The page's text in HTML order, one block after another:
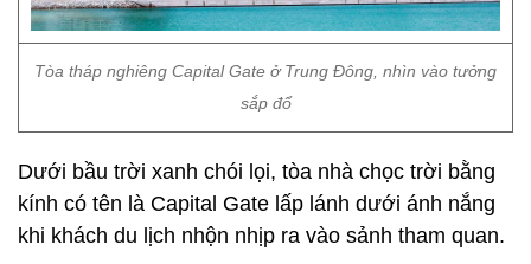
Tòa tháp nghiêng Capital Gate ở Trung Đông, nhìn vào tưởng
sắp đổ
Dưới bầu trời xanh chói lọi, tòa nhà chọc trời bằng
kính có tên là Capital Gate lấp lánh dưới ánh nắng
khi khách du lịch nhộn nhịp ra vào sảnh tham quan.